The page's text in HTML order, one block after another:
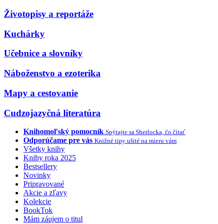
Životopisy a reportáže
Kuchárky
Učebnice a slovníky
Náboženstvo a ezoterika
Mapy a cestovanie
Cudzojazyčná literatúra
Knihomoľský pomocník Spýtajte sa Sherlocka, čo čítať
Odporúčame pre vás Knižné tipy ušité na mieru vám
Všetky knihy
Knihy roka 2025
Bestsellery
Novinky
Pripravované
Akcie a zľavy
Kolekcie
BookTok
Mám záujem o titul